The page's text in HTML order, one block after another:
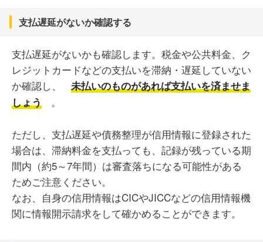
支払遅延がないか確認する
支払遅延がないかも確認します。税金や公共料金、ク
レジットカードなどの支払いを滞納・遅延していない
か確認し、
未払いのものがあれば支払いを済ませま
しょう
。
ただし、支払遅延や債務整理が信用情報に登録された
場合は、滞納料金を支払っても、記録が残っている期
間内（約5～7年間）は審査落ちになる可能性がある
ためご注意ください。
なお、自身の信用情報はCICやJICCなどの信用情報機
関に情報開示請求をして確かめることができます。